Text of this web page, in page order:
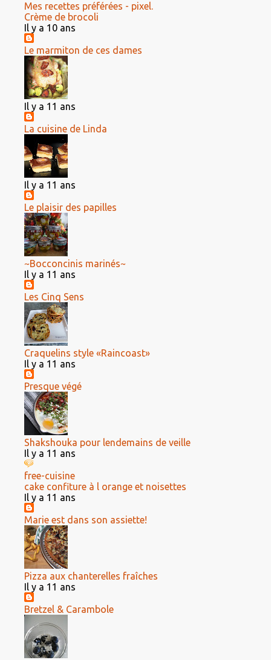
Mes recettes préférées - pixel.
Crème de brocoli
Il y a 10 ans
Le marmiton de ces dames
Il y a 11 ans
La cuisine de Linda
Il y a 11 ans
Le plaisir des papilles
~Bocconcinis marinés~
Il y a 11 ans
Les Cinq Sens
Craquelins style «Raincoast»
Il y a 11 ans
Presque végé
Shakshouka pour lendemains de veille
Il y a 11 ans
free-cuisine
cake confiture à l orange et noisettes
Il y a 11 ans
Marie est dans son assiette!
Pizza aux chanterelles fraîches
Il y a 11 ans
Bretzel & Carambole